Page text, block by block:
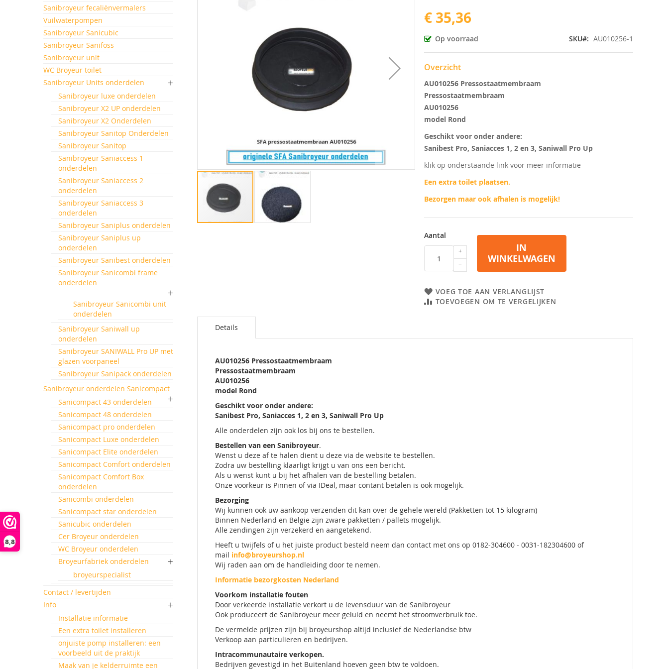
8,8
€ 35,36
Op voorraad SKU AU010256-1
Overzicht
AU010256 Pressostaatmembraam
Pressostaatmembraam
AU010256
model Rond
Geschikt voor onder andere:
Sanibest Pro, Saniacces 1, 2 en 3, Saniwall Pro Up
klik op onderstaande link voor meer informatie
Een extra toilet plaatsen.
Bezorgen maar ook afhalen is mogelijk!
Aantal
IN
WINKELWAGEN
VOEG TOE AAN VERLANGLIJST
TOEVOEGEN OM TE VERGELIJKEN
Details
AU010256 Pressostaatmembraam
Pressostaatmembraam
AU010256
model Rond
Geschikt voor onder andere:
Sanibest Pro, Saniacces 1, 2 en 3, Saniwall Pro Up
Alle onderdelen zijn ook los bij ons te bestellen.
Bestellen van een Sanibroyeur.
Wenst u deze af te halen dient u deze via de website te bestellen.
Zodra uw bestelling klaarligt krijgt u van ons een bericht.
Als u wenst kunt u bij het afhalen van de bestelling betalen.
Onze voorkeur is Pinnen of via IDeal, maar contant betalen is ook mogelijk.
Bezorging -
Wij kunnen ook uw aankoop verzenden dit kan over de gehele wereld (Pakketten tot 15 kilogram)
Binnen Nederland en Belgie zijn zware pakketten / pallets mogelijk.
Alle zendingen zijn verzekerd en aangetekend.
Heeft u twijfels of u het juiste product besteld neem dan contact met ons op 0182-304600 - 0031-182304600 of
mail info@broyeurshop.nl
Wij raden aan om de handleiding door te nemen.
Informatie bezorgkosten Nederland
Voorkom installatie fouten
Door verkeerde installatie verkort u de levensduur van de Sanibroyeur
Ook produceert de Sanibroyeur meer geluid en neemt het stroomverbruik toe.
De vermelde prijzen zijn bij broyeurshop altijd inclusief de Nederlandse btw
Verkoop aan particulieren en bedrijven.
Intracommunautaire verkopen.
Bedrijven gevestigd in het Buitenland hoeven geen btw te voldoen.
Sanibroyeur fecaliënvermalers
Vuilwaterpompen
Sanibroyeur Sanicubic
Sanibroyeur Sanifoss
Sanibroyeur unit
WC Broyeur toilet
Sanibroyeur Units onderdelen
Sanibroyeur luxe onderdelen
Sanibroyeur X2 UP onderdelen
Sanibroyeur X2 Onderdelen
Sanibroyeur Sanitop Onderdelen
Sanibroyeur Sanitop
Sanibroyeur Saniaccess 1
onderdelen
Sanibroyeur Saniaccess 2
onderdelen
Sanibroyeur Saniaccess 3
onderdelen
Sanibroyeur Saniplus onderdelen
Sanibroyeur Saniplus up
onderdelen
Sanibroyeur Sanibest onderdelen
Sanibroyeur Sanicombi frame
onderdelen
Sanibroyeur Sanicombi unit
onderdelen
Sanibroyeur Saniwall up
onderdelen
Sanibroyeur SANIWALL Pro UP met
glazen voorpaneel
Sanibroyeur Sanipack onderdelen
Sanibroyeur onderdelen Sanicompact
Sanicompact 43 onderdelen
Sanicompact 48 onderdelen
Sanicompact pro onderdelen
Sanicompact Luxe onderdelen
Sanicompact Elite onderdelen
Sanicompact Comfort onderdelen
Sanicompact Comfort Box
onderdelen
Sanicombi onderdelen
Sanicompact star onderdelen
Sanicubic onderdelen
Cer Broyeur onderdelen
WC Broyeur onderdelen
Broyeurfabriek onderdelen
broyeurspecialist
Contact / levertijden
Info
Installatie informatie
Een extra toilet installeren
onjuiste pomp installeren: een
voorbeeld uit de praktijk
Maak van je kelderruimte een